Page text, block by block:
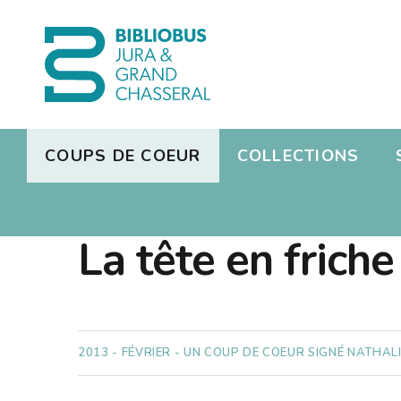
COUPS DE COEUR COLLECTIONS
Jeux
Mangas
Dons
Photos
La tête en friche
2013 - FÉVRIER - UN COUP DE COEUR SIGNÉ